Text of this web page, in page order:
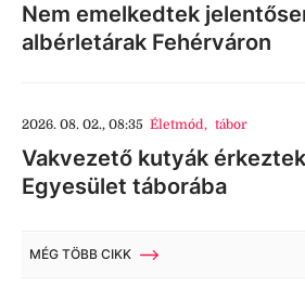
Nem emelkedtek
albérletárak Fehérváron
2026. 08. 02., 08:35 Életmód, tábor
Vakvezető kutyák érkeztek
Egyesület táborába
MÉG TÖBB CIKK